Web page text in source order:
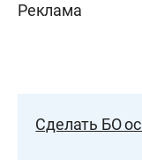
Реклама
Сделать БО